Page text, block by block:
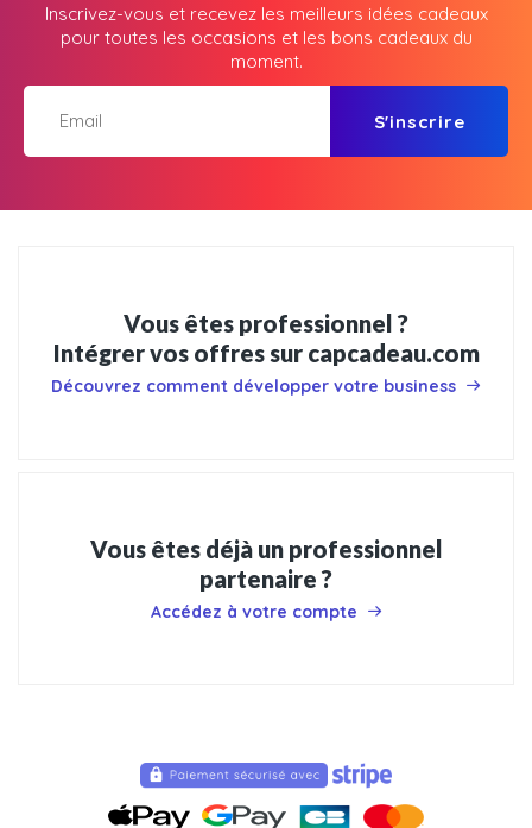
Inscrivez-vous et recevez les meilleurs idées cadeaux
pour toutes les occasions et les bons cadeaux du
moment.
S'inscrire
Vous êtes professionnel ?
Intégrer vos offres sur capcadeau.com
Découvrez comment développer votre business
Vous êtes déjà un professionnel
partenaire ?
Accédez à votre compte